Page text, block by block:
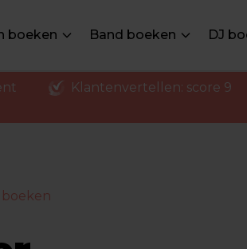
boeken Band boeken DJ
Klantenvertellen: score 9